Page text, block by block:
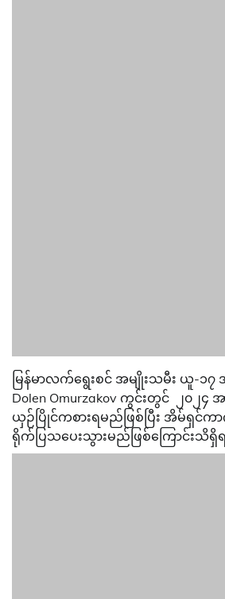
မြန်မာလက်ရွေးစင် အမျိုးသမီး ယူ-၁၇
Dolen Omurzakov ကွင်းတွင် ၂၀၂
ယှဉ်ပြိုင်ကစားရမည်ဖြစ်ပြီး အိမ်ရှင်က
ရိုက်ပြသပေးသွားမည်ဖြစ်ကြောင်းသိရှိ